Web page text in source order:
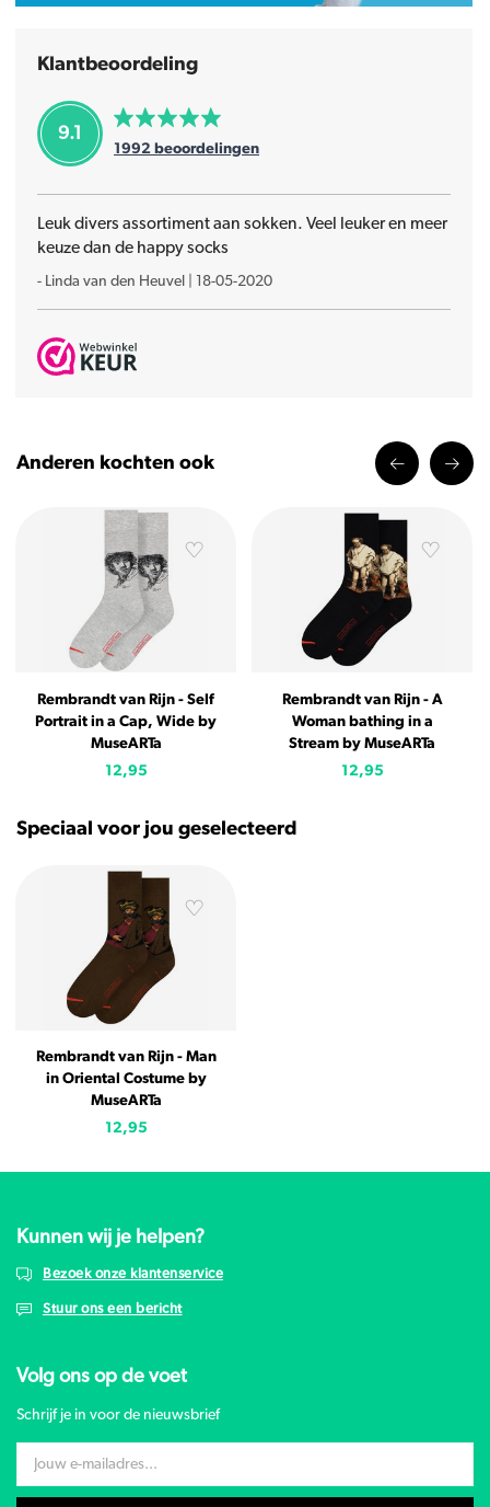
Klantbeoordeling
9.1
1992 beoordelingen
Leuk divers assortiment aan sokken. Veel leuker en meer
keuze dan de happy socks
- Linda van den Heuvel 18-05-2020
Anderen kochten ook
Rembrandt van Rijn - Self
Portrait in a Cap, Wide by
MuseARTa
12,95
Rembrandt van Rijn - A
Woman bathing in a
Stream by MuseARTa
12,95
Speciaal voor jou geselecteerd
Rembrandt van Rijn - Man
in Oriental Costume by
MuseARTa
12,95
Kunnen wij je helpen?
Bezoek onze klantenservice
Stuur ons een bericht
Volg ons op de voet
Schrijf je in voor de nieuwsbrief